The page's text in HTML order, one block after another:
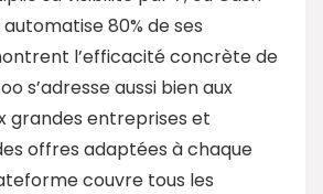
80% de ses
l’efficacité concrète de
s’adresse aussi bien aux
grandes entreprises et
offres adaptées à chaque
couvre tous les